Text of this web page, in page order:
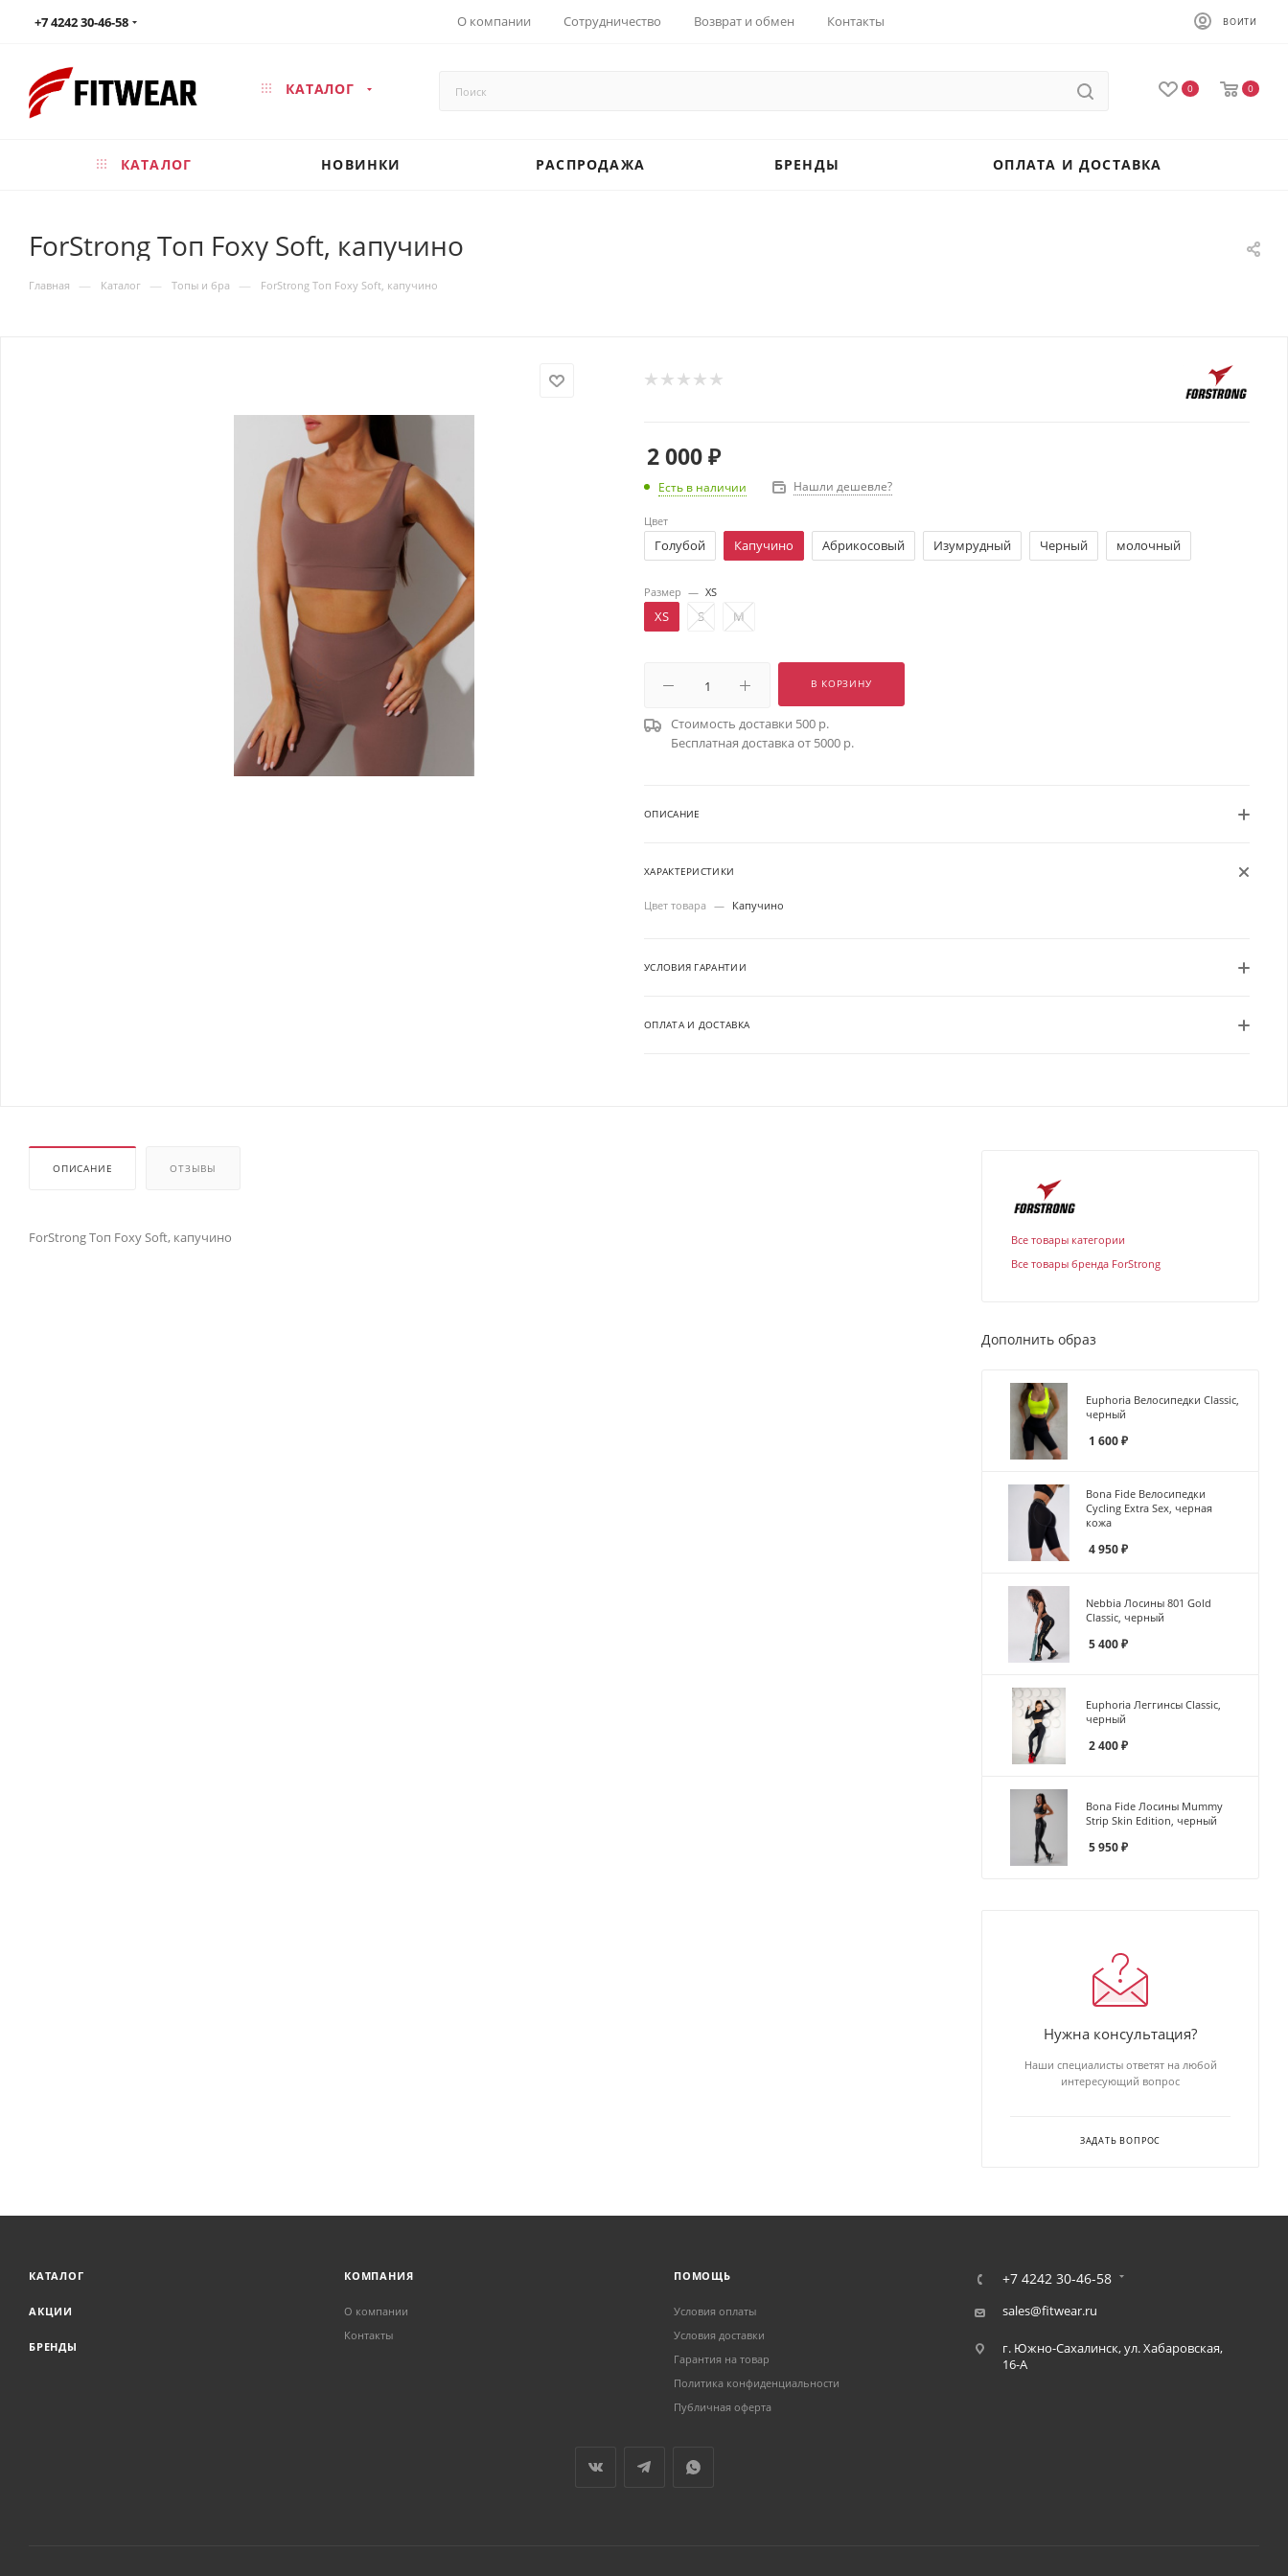
+7 4242 30-46-58 О компании Сотрудничество Возврат и обмен Контакты ВОЙТИ
КАТАЛОГ 0 0
КАТАЛОГ НОВИНКИ РАСПРОДАЖА БРЕНДЫ ОПЛАТА И ДОСТАВКА
ForStrong Топ Foxy Soft, капучино
Главная — Каталог — Топы и бра — ForStrong Топ Foxy Soft, капучино
2 000₽
Есть в наличии Нашли дешевле?
Цвет
Голубой Капучино Абрикосовый Изумрудный Черный молочный
Размер — XS
XS S M
В КОРЗИНУ
Стоимость доставки 500 р.
Бесплатная доставка от 5000 р.
ОПИСАНИЕ
ХАРАКТЕРИСТИКИ
Цвет товара — Капучино
УСЛОВИЯ ГАРАНТИИ
ОПЛАТА И ДОСТАВКА
ОПИСАНИЕ ОТЗЫВЫ
ForStrong Топ Foxy Soft, капучино
Все товары категории
Все товары бренда ForStrong
Дополнить образ
Euphoria Велосипедки Classic,
черный
1 600₽
Bona Fide Велосипедки
Cycling Extra Sex, черная
кожа
4 950₽
Nebbia Лосины 801 Gold
Classic, черный
5 400₽
Euphoria Леггинсы Classic,
черный
2 400₽
Bona Fide Лосины Mummy
Strip Skin Edition, черный
5 950₽
Нужна консультация?
Наши специалисты ответят на любой
интересующий вопрос
ЗАДАТЬ ВОПРОС
КАТАЛОГ
АКЦИИ
БРЕНДЫ
КОМПАНИЯ
О компании
Контакты
ПОМОЩЬ
Условия оплаты
Условия доставки
Гарантия на товар
Политика конфиденциальности
Публичная оферта
+7 4242 30-46-58
sales@fitwear.ru
г. Южно-Сахалинск, ул. Хабаровская,
16-А